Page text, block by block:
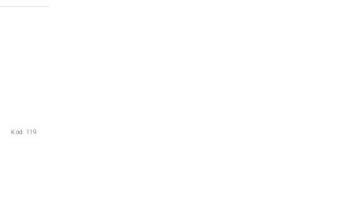
Kód: 119